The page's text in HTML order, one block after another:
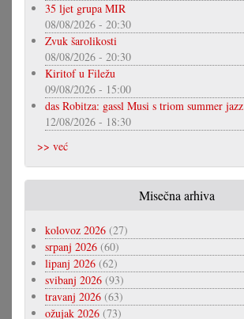
35 ljet grupa MIR
08/08/2026 - 20:30
Zvuk šarolikosti
08/08/2026 - 20:30
Kiritof u Filežu
09/08/2026 - 15:00
das Robitza: gassl Musi s triom summer jazz
12/08/2026 - 18:30
>> već
Misečna arhiva
kolovoz 2026 (27)
srpanj 2026 (60)
lipanj 2026 (62)
svibanj 2026 (93)
travanj 2026 (63)
ožujak 2026 (73)